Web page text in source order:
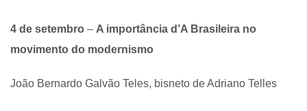
4 de setembro – A importância d’A Brasileira no
movimento do modernismo
João Bernardo Galvão Teles, bisneto de Adriano Telles